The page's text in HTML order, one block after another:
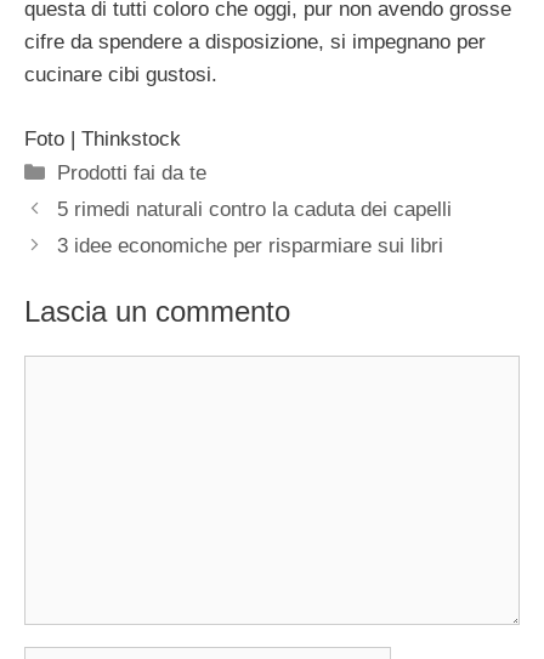
questa di tutti coloro che oggi, pur non avendo grosse
cifre da spendere a disposizione, si impegnano per
cucinare cibi gustosi.
Foto | Thinkstock
Categorie
Prodotti fai da te
5 rimedi naturali contro la caduta dei capelli
3 idee economiche per risparmiare sui libri
Lascia un commento